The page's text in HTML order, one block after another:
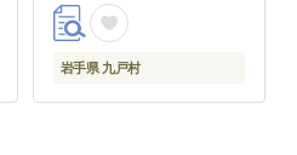
--
岩手県 九戸村